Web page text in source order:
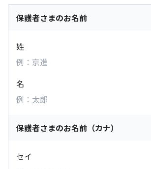
保護者さまのお名前
姓
名
保護者さまのお名前（カナ）
セイ